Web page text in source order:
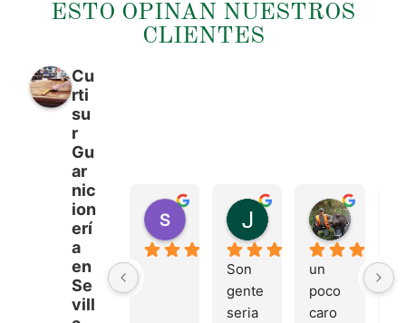
ESTO OPINAN NUESTROS
CLIENTES
Cu
rti
su
r
Gu
ar
nic
ion
erí
a
en
Se
vill
sergio castillo
hace 4 meses
Juan Francisco
hace 4 meses
Son
gente
seria
Tonio
un
poco
caro